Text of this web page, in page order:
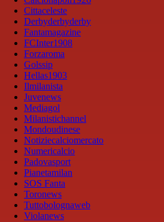
Cittaceleste
Derbyderbyderby
Fantamagazine
FCInter1908
Forzaroma
Golssip
Hellas1903
Ilmilanista
Juvenews
Mediagol
Milanistichannel
Mondoudinese
Notiziecalciomercato
Numericalcio
Padovasport
Pianetamilan
SOS Fanta
Toronews
Tuttobolognaweb
Violanews